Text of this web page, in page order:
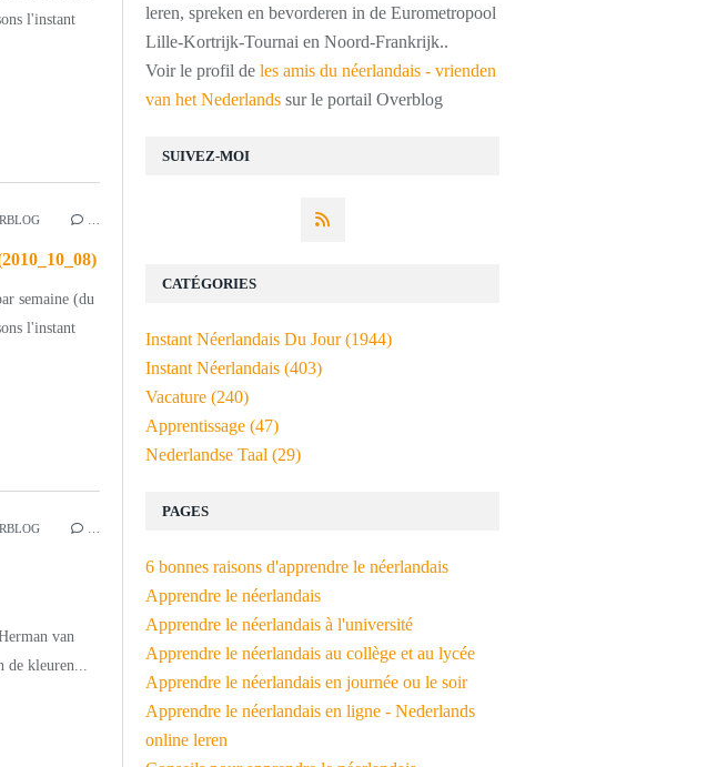
l'instant
semaine (du
l'instant
van
de kleuren...
SUIVEZ-MOI
leren, spreken en bevorderen in de Eurometropool
Lille-Kortrijk-Tournai en Noord-Frankrijk..
Voir le profil de les amis du néerlandais - vrienden
van het Nederlands sur le portail Overblog
PAGES
6 bonnes raisons d'apprendre le néerlandais
Apprendre le néerlandais
Apprendre le néerlandais à l'université
Apprendre le néerlandais au collège et au lycée
Apprendre le néerlandais en journée ou le soir
Apprendre le néerlandais en ligne - Nederlands
online leren
CATÉGORIES
Instant Néerlandais Du Jour(1944)
Instant Néerlandais (403)
Vacature (240)
Apprentissage (47)
Nederlandse Taal (29)